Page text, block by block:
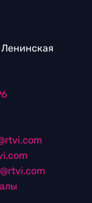
Ленинская